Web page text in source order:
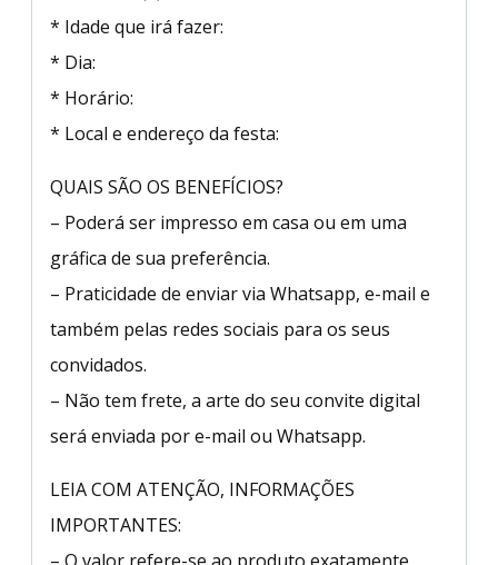
* Idade que irá fazer:
* Dia:
* Horário:
* Local e endereço da festa:
QUAIS SÃO OS BENEFÍCIOS?
– Poderá ser impresso em casa ou em uma
gráfica de sua preferência.
– Praticidade de enviar via Whatsapp, e-mail e
também pelas redes sociais para os seus
convidados.
– Não tem frete, a arte do seu convite digital
será enviada por e-mail ou Whatsapp.
LEIA COM ATENÇÃO, INFORMAÇÕES
IMPORTANTES: